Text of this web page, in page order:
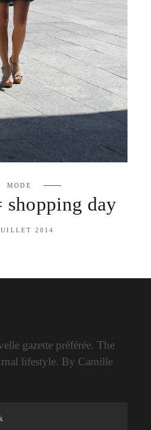
MODE
day
2014
gazette préférée. The
lifestyle. By Camille